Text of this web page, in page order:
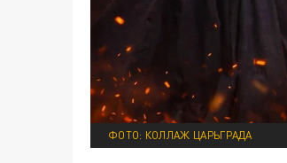
ФОТО: КОЛЛАЖ ЦАРЬГРАДА